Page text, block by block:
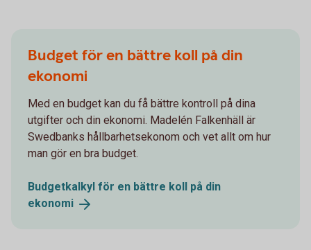
Budget för en bättre koll på din
ekonomi
Med en budget kan du få bättre kontroll på dina
utgifter och din ekonomi. Madelén Falkenhäll är
Swedbanks hållbarhetsekonom och vet allt om hur
man gör en bra budget.
Budgetkalkyl för en bättre koll på din
ekonomi